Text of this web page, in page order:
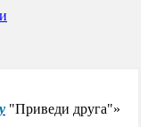
"Приведи друга"»